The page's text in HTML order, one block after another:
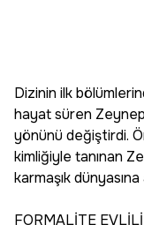
Dizinin ilk
hayat süren
yönünü değiştirdi.
kimliğiyle tanınan
karmaşık dünyasına
FORMALİTE